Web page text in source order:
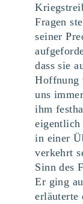
Fragen
seiner
dass sie
Hoffnung
uns
ihm
eigentlich
in einer
verkehrt
Sinn des
Er ging
erläuterte